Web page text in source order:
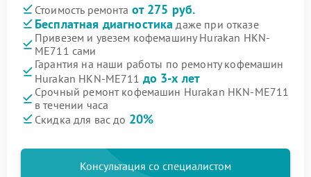
Стоимость ремонта от 275 руб.
Бесплатная диагностика даже при отказе
Привезем и увезем кофемашину Hurakan HKN-
ME711 сами
Гарантия на наши работы по ремонту кофемашин
Hurakan HKN-ME711 до 3-х лет
Срочный ремонт кофемашин Hurakan HKN-ME711
в течении часа
Скидка для вас до 20%
Консультация со специалистом